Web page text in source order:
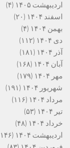
اردیبهشت ۱۴۰۵
(۴)
اسفند ۱۴۰۴
(۲۰)
بهمن ۱۴۰۴
(۴)
دی ۱۴۰۴
(۱۱۲)
آذر ۱۴۰۴
(۱۸۱)
آبان ۱۴۰۴
(۱۶۸)
مهر ۱۴۰۴
(۱۷۹)
شهریور ۱۴۰۴
(۱۹۱)
مرداد ۱۴۰۴
(۱۱۶)
تیر ۱۴۰۴
(۵۳)
خرداد ۱۴۰۴
(۴۸)
اردیبهشت ۱۴۰۴
(۱۴۶)